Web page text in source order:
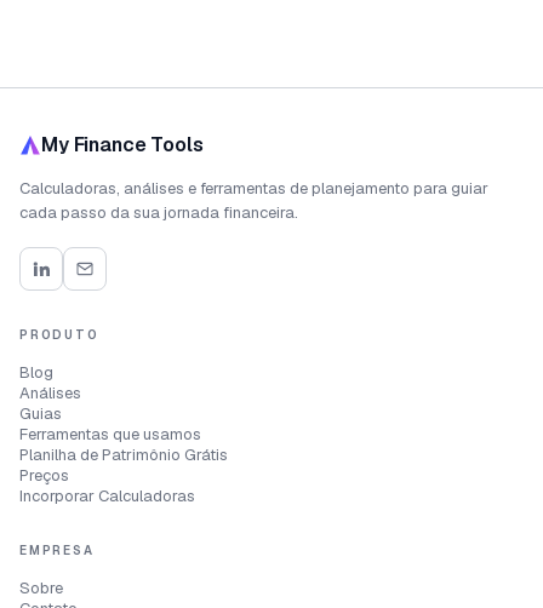
My Finance Tools
Calculadoras, análises e ferramentas de planejamento para guiar
cada passo da sua jornada financeira.
PRODUTO
Blog
Análises
Guias
Ferramentas que usamos
Planilha de Patrimônio Grátis
Preços
Incorporar Calculadoras
EMPRESA
Sobre